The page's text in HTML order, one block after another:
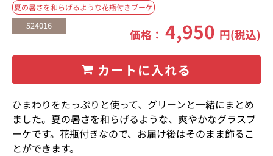
夏の暑さを和らげるような花瓶付きブーケ
524016
価格：4,950 円(税込)
カートに入れる
ひまわりをたっぷりと使って、グリーンと一緒にまとめ
ました。夏の暑さを和らげるような、爽やかなグラスブ
ーケです。花瓶付きなので、お届け後はそのまま飾るこ
とができます。